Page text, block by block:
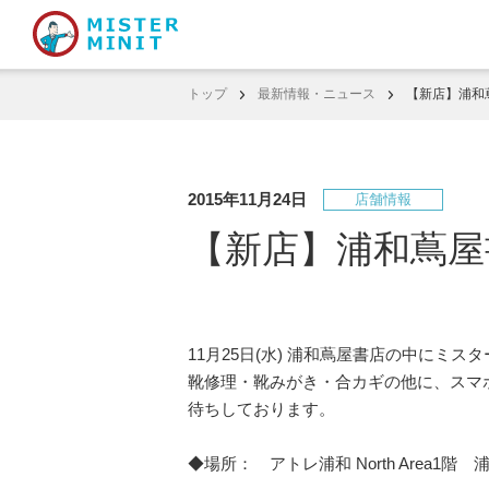
トップ 最新情報・ニュース 【新店】浦
2015年11月24日 店舗情報
【新店】浦和蔦
11月25日(水) 浦和蔦屋書店の中にミスタ
靴修理・靴みがき・合カギの他に、ス
待ちしております。
◆場所： アトレ浦和 North Area1階